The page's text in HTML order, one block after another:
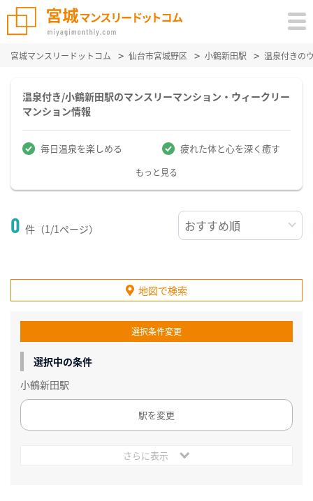
宮城マンスリードットコム 仙台市宮城野区 小鶴新田駅 温泉付きの
温泉付き/小鶴新田駅のマンスリーマンション・ウィークリー
マンション情報
毎日温泉を楽しめる 疲れた体と心を深く癒す
もっと見る
0 件（1/1ページ）
地図で検索
選択条件変更
選択中の条件
小鶴新田駅
駅を変更
さらに表示